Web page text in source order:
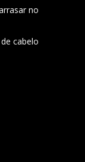
no
cabelo